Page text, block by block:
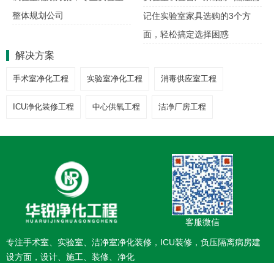
整体规划公司
记住实验室家具选购的3个方
面，轻松搞定选择困惑
解决方案
手术室净化工程 实验室净化工程 消毒供应室工程
ICU净化装修工程 中心供氧工程 洁净厂房工程
客服微信
专注手术室、实验室、洁净室净化装修，ICU装修，负压隔离病房建
设方面，设计、施工、装修、净化